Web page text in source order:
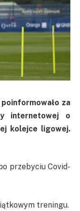
za
internetowej o
kolejce ligowej.
przebyciu Covid-
treningu.